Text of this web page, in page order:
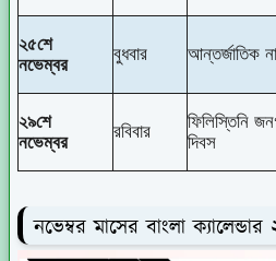
২৫শে
নভেম্বর
বুধবার আন্তর্জাতিক
২৯শে
নভেম্বর
রবিবার
ফিলিস্তিনি
দিবস
নভেম্বর মাসের বাংলা